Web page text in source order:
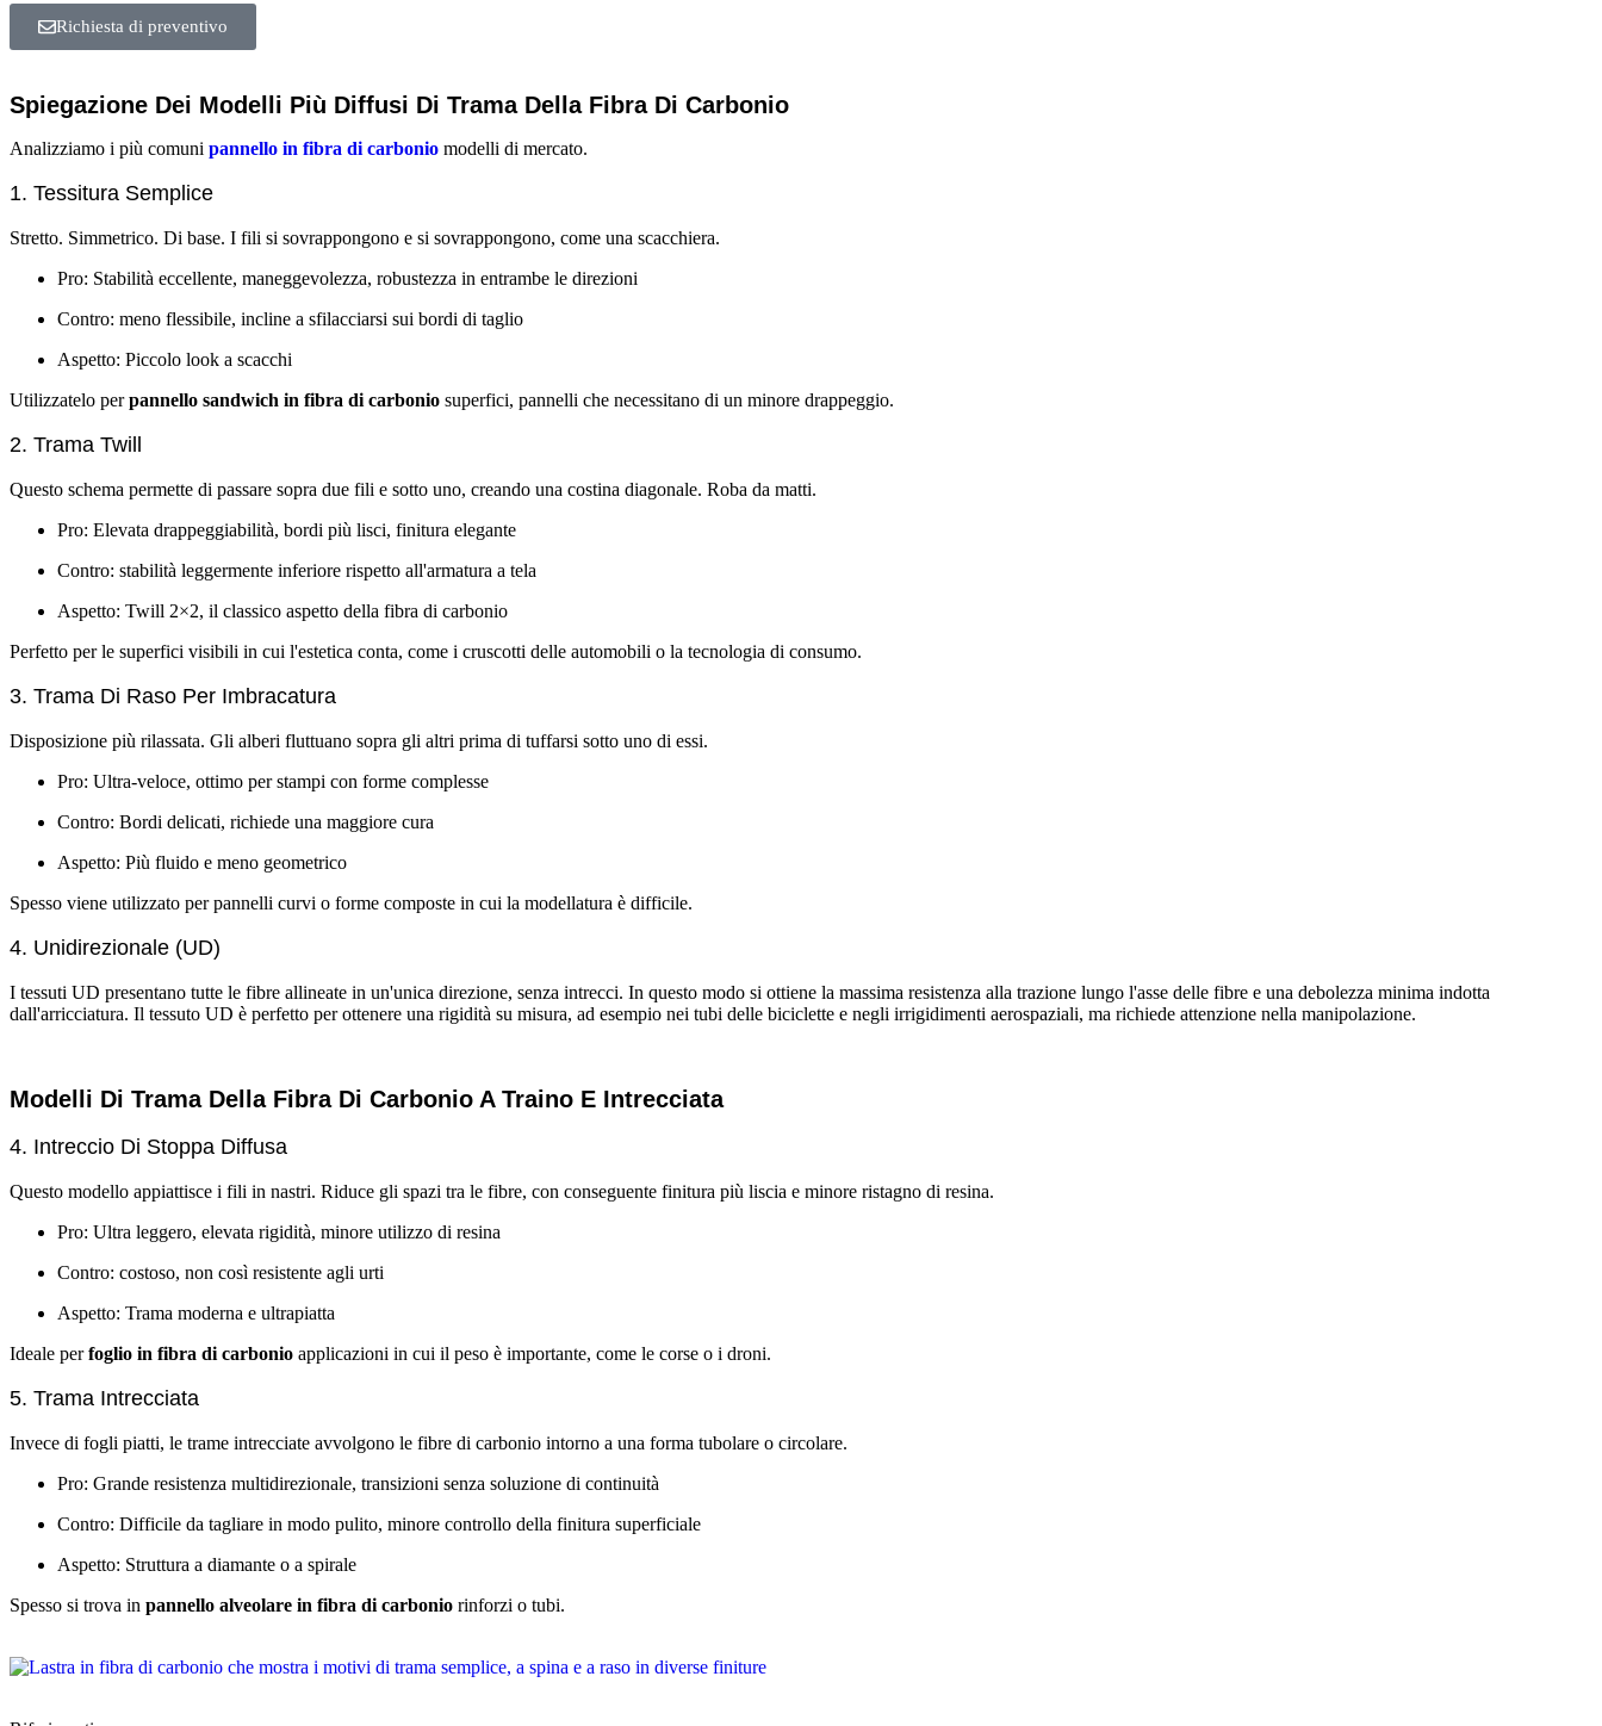
Richiesta di preventivo
Spiegazione Dei Modelli Più Diffusi Di Trama Della Fibra Di Carbonio
Analizziamo i più comuni pannello in fibra di carbonio modelli di mercato.
1. Tessitura Semplice
Stretto. Simmetrico. Di base. I fili si sovrappongono e si sovrappongono, come una scacchiera.
Pro: Stabilità eccellente, maneggevolezza, robustezza in entrambe le direzioni
Contro: meno flessibile, incline a sfilacciarsi sui bordi di taglio
Aspetto: Piccolo look a scacchi
Utilizzatelo perpannello sandwich in fibra di carbonio superfici, pannelli che necessitano di un minore drappeggio.
2. Trama Twill
Questo schema permette di passare sopra due fili e sotto uno, creando una costina diagonale. Roba da matti.
Pro: Elevata drappeggiabilità, bordi più lisci, finitura elegante
Contro: stabilità leggermente inferiore rispetto all'armatura a tela
Aspetto: Twill 2×2, il classico aspetto della fibra di carbonio
Perfetto per le superfici visibili in cui l'estetica conta, come i cruscotti delle automobili o la tecnologia di consumo.
3. Trama Di Raso Per Imbracatura
Disposizione più rilassata. Gli alberi fluttuano sopra gli altri prima di tuffarsi sotto uno di essi.
Pro: Ultra-veloce, ottimo per stampi con forme complesse
Contro: Bordi delicati, richiede una maggiore cura
Aspetto: Più fluido e meno geometrico
Spesso viene utilizzato per pannelli curvi o forme composte in cui la modellatura è difficile.
4. Unidirezionale (UD)
I tessuti UD presentano tutte le fibre allineate in un'unica direzione, senza intrecci. In questo modo si ottiene la massima resistenza alla trazione lungo l'asse delle fibre e una debolezza minima indotta
dall'arricciatura. Il tessuto UD è perfetto per ottenere una rigidità su misura, ad esempio nei tubi delle biciclette e negli irrigidimenti aerospaziali, ma richiede attenzione nella manipolazione.
Modelli Di Trama Della Fibra Di Carbonio A Traino E Intrecciata
4. Intreccio Di Stoppa Diffusa
Questo modello appiattisce i fili in nastri. Riduce gli spazi tra le fibre, con conseguente finitura più liscia e minore ristagno di resina.
Pro: Ultra leggero, elevata rigidità, minore utilizzo di resina
Contro: costoso, non così resistente agli urti
Aspetto: Trama moderna e ultrapiatta
Ideale perfoglio in fibra di carbonio applicazioni in cui il peso è importante, come le corse o i droni.
5. Trama Intrecciata
Invece di fogli piatti, le trame intrecciate avvolgono le fibre di carbonio intorno a una forma tubolare o circolare.
Pro: Grande resistenza multidirezionale, transizioni senza soluzione di continuità
Contro: Difficile da tagliare in modo pulito, minore controllo della finitura superficiale
Aspetto: Struttura a diamante o a spirale
Spesso si trova in pannello alveolare in fibra di carbonio rinforzi o tubi.